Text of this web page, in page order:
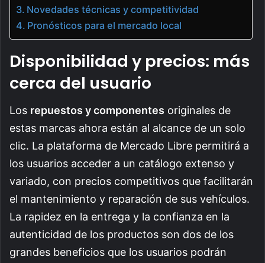
Novedades técnicas y competitividad
Pronósticos para el mercado local
Disponibilidad y precios: más
cerca del usuario
Los repuestos y componentes originales de
estas marcas ahora están al alcance de un solo
clic. La plataforma de Mercado Libre permitirá a
los usuarios acceder a un catálogo extenso y
variado, con precios competitivos que facilitarán
el mantenimiento y reparación de sus vehículos.
La rapidez en la entrega y la confianza en la
autenticidad de los productos son dos de los
grandes beneficios que los usuarios podrán